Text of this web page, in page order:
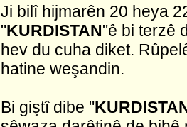
Ji bilî hijmarên 20 heya
"KURDISTAN"ê bi terzê
hev du cuha diket.
hatine weşandin.
Bi giştî dibe "